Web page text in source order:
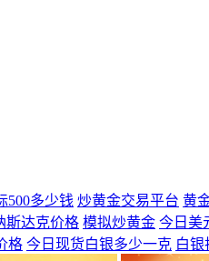
500多少钱 炒黄金交易平台 黄
斯达克价格 模拟炒黄金 今日美
格 今日现货白银多少一克 白银